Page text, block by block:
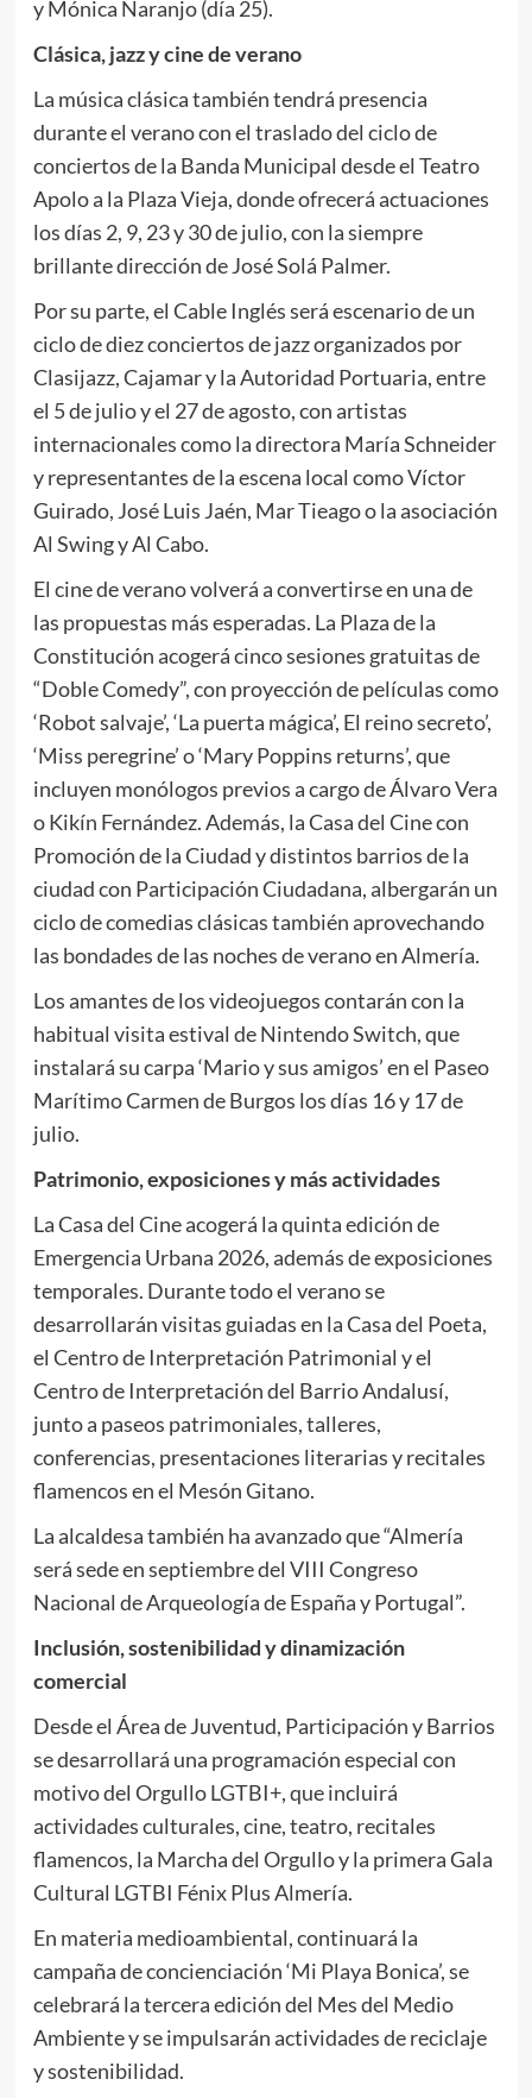
y Mónica Naranjo (día 25).
Clásica, jazz y cine de verano
La música clásica también tendrá presencia
durante el verano con el traslado del ciclo de
conciertos de la Banda Municipal desde el Teatro
Apolo a la Plaza Vieja, donde ofrecerá actuaciones
los días 2, 9, 23 y 30 de julio, con la siempre
brillante dirección de José Solá Palmer.
Por su parte, el Cable Inglés será escenario de un
ciclo de diez conciertos de jazz organizados por
Clasijazz, Cajamar y la Autoridad Portuaria, entre
el 5 de julio y el 27 de agosto, con artistas
internacionales como la directora María Schneider
y representantes de la escena local como Víctor
Guirado, José Luis Jaén, Mar Tieago o la asociación
Al Swing y Al Cabo.
El cine de verano volverá a convertirse en una de
las propuestas más esperadas. La Plaza de la
Constitución acogerá cinco sesiones gratuitas de
“Doble Comedy”, con proyección de películas como
‘Robot salvaje’, ‘La puerta mágica’, El reino secreto’,
‘Miss peregrine’ o ‘Mary Poppins returns’, que
incluyen monólogos previos a cargo de Álvaro Vera
o Kikín Fernández. Además, la Casa del Cine con
Promoción de la Ciudad y distintos barrios de la
ciudad con Participación Ciudadana, albergarán un
ciclo de comedias clásicas también aprovechando
las bondades de las noches de verano en Almería.
Los amantes de los videojuegos contarán con la
habitual visita estival de Nintendo Switch, que
instalará su carpa ‘Mario y sus amigos’ en el Paseo
Marítimo Carmen de Burgos los días 16 y 17 de
julio.
Patrimonio, exposiciones y más actividades
La Casa del Cine acogerá la quinta edición de
Emergencia Urbana 2026, además de exposiciones
temporales. Durante todo el verano se
desarrollarán visitas guiadas en la Casa del Poeta,
el Centro de Interpretación Patrimonial y el
Centro de Interpretación del Barrio Andalusí,
junto a paseos patrimoniales, talleres,
conferencias, presentaciones literarias y recitales
flamencos en el Mesón Gitano.
La alcaldesa también ha avanzado que “Almería
será sede en septiembre del VIII Congreso
Nacional de Arqueología de España y Portugal”.
Inclusión, sostenibilidad y dinamización
comercial
Desde el Área de Juventud, Participación y Barrios
se desarrollará una programación especial con
motivo del Orgullo LGTBI+, que incluirá
actividades culturales, cine, teatro, recitales
flamencos, la Marcha del Orgullo y la primera Gala
Cultural LGTBI Fénix Plus Almería.
En materia medioambiental, continuará la
campaña de concienciación ‘Mi Playa Bonica’, se
celebrará la tercera edición del Mes del Medio
Ambiente y se impulsarán actividades de reciclaje
y sostenibilidad.